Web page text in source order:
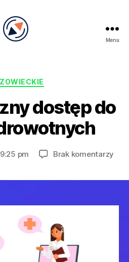
Menu
Kategorie
dostęp do
9:25 pm Brak komentarzy